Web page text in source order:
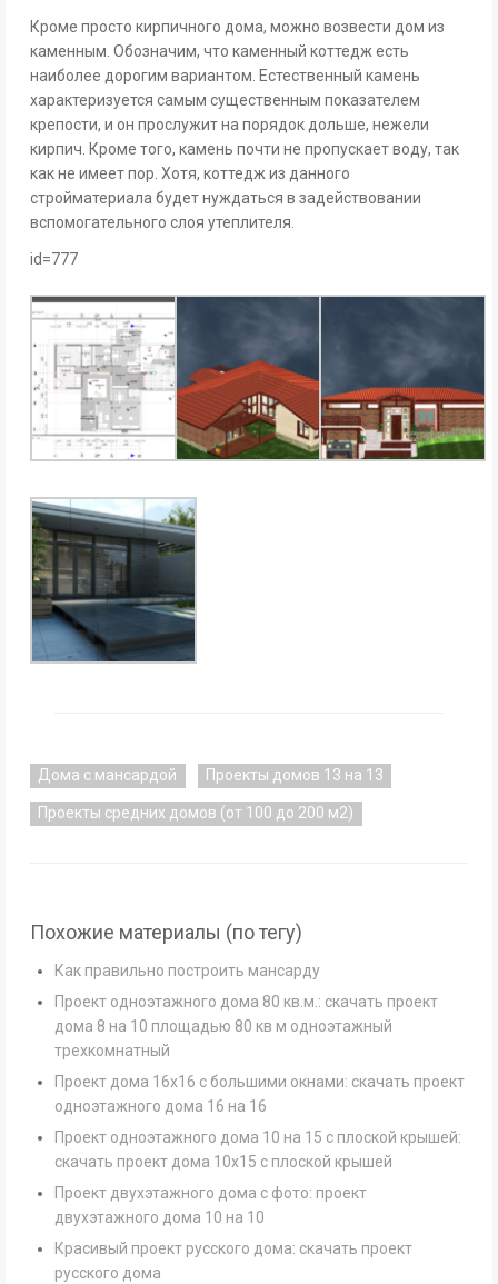
Кроме просто кирпичного дома, можно возвести дом из
каменным. Обозначим, что каменный коттедж есть
наиболее дорогим вариантом. Естественный камень
характеризуется самым существенным показателем
крепости, и он прослужит на порядок дольше, нежели
кирпич. Кроме того, камень почти не пропускает воду, так
как не имеет пор. Хотя, коттедж из данного
стройматериала будет нуждаться в задействовании
вспомогательного слоя утеплителя.
id=777
Дома с мансардой Проекты домов 13 на 13
Проекты средних домов (от 100 до 200 м2)
Похожие материалы (по тегу)
Как правильно построить мансарду
Проект одноэтажного дома 80 кв.м.: скачать проект
дома 8 на 10 площадью 80 кв м одноэтажный
трехкомнатный
Проект дома 16х16 с большими окнами: скачать проект
одноэтажного дома 16 на 16
Проект одноэтажного дома 10 на 15 с плоской крышей:
скачать проект дома 10х15 с плоской крышей
Проект двухэтажного дома с фото: проект
двухэтажного дома 10 на 10
Красивый проект русского дома: скачать проект
русского дома